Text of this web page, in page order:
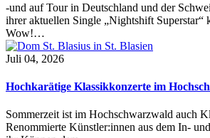
-und auf Tour in Deutschland und der
ihrer aktuellen Single „Nightshift Superstar“
Wow!…
Juli 04, 2026
Hochkarätige Klassikkonzerte im
Sommerzeit ist im Hochschwarzwald auch
Renommierte Künstler:innen aus dem In-